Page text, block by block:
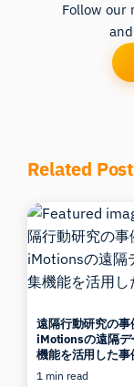
Follow our
Related
遠隔行動研究の事
iMotionsの遠隔デ
機能を活用した事
1 min read